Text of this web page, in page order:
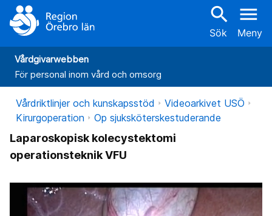
search
Sök
menu
Meny
Vårdgivarwebben
För personal inom vård och omsorg
Vårdriktlinjer och kunskapsstöd
Videoarkivet USÖ
Kirurgoperation
Op sjuksköterskestuderande
Laparoskopisk kolecystektomi
operationsteknik VFU